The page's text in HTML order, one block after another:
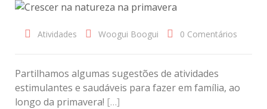
Atividades Woogui Boogui 0 Comentários
Partilhamos algumas sugestões de atividades
estimulantes e saudáveis para fazer em família, ao
longo da primavera! […]